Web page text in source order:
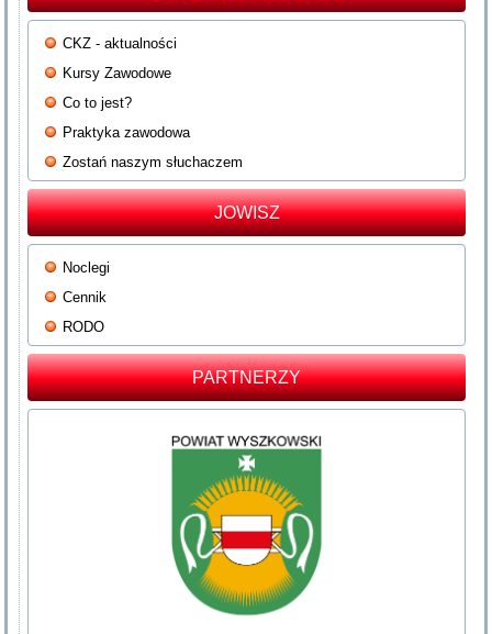
CKZ - aktualności
Kursy Zawodowe
Co to jest?
Praktyka zawodowa
Zostań naszym słuchaczem
JOWISZ
Noclegi
Cennik
RODO
PARTNERZY